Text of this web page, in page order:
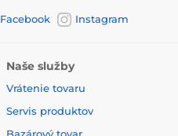
Facebook Instagram
Naše služby
Vrátenie tovaru
Servis produktov